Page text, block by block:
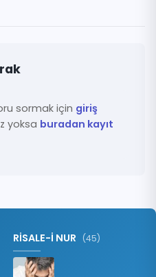
sormak için giriş
yoksa buradan kayıt
RİSALE-İ NUR (45)